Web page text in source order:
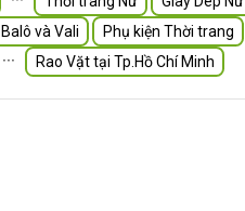
Balô và Vali Phụ kiện Thời trang
∙∙∙ Rao Vặt tại Tp.Hồ Chí Minh